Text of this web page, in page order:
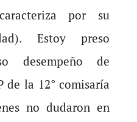
por su
Estoy preso
desempeño de
de la 12° comisaría
no dudaron en